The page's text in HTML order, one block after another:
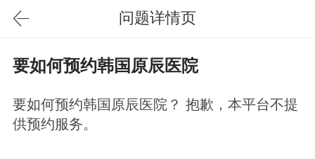
问题详情页
要如何预约韩国原辰医院
要如何预约韩国原辰医院？ 抱歉，本平台不提
供预约服务。